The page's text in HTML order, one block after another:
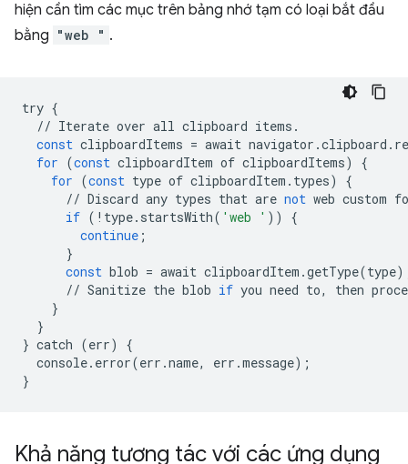
hiện cần tìm các mục trên bảng nhớ tạm có loại bắt đầu
bằng "web " .
try {
// Iterate over all clipboard items .
const clipboardItems = await navigator .clipboard .
for (const clipboardItem of clipboardItems)
{
for (const type of clipboardItem . types)
{
// Discard any types that are not web custom
if ( ! type. startsWith( 'web ' ))
{
continue ;
}
const blob = await clipboardItem .getType(type
// Sanitize the blob if you need to, then
}
}
} catch (err)
{
console. error(err .name, err .message);
}
Khả năng tương tác với các ứng dụng